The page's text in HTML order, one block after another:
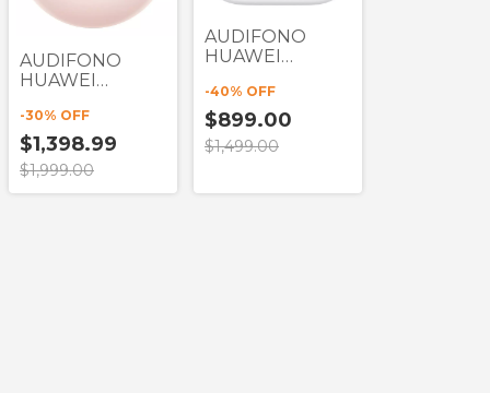
AUDIFONO
HUAWEI
ROSA TWS
-30% OFF
$1,398.99
$1,999.00
AUDIFONO
HUAWEI
ANC BLANCO
TWS
-40% OFF
$899.00
$1,499.00